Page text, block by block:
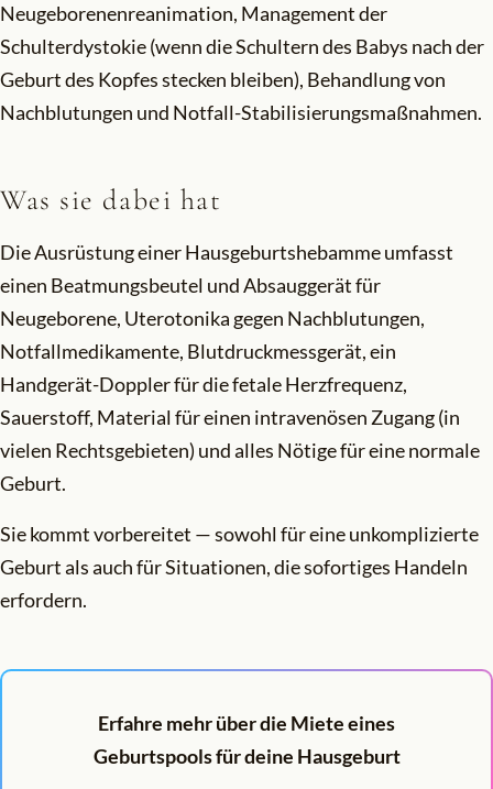
Neugeborenenreanimation, Management der
Schulterdystokie (wenn die Schultern des Babys nach der
Geburt des Kopfes stecken bleiben), Behandlung von
Nachblutungen und Notfall-Stabilisierungsmaßnahmen.
Was sie dabei hat
Die Ausrüstung einer Hausgeburtshebamme umfasst
einen Beatmungsbeutel und Absauggerät für
Neugeborene, Uterotonika gegen Nachblutungen,
Notfallmedikamente, Blutdruckmessgerät, ein
Handgerät-Doppler für die fetale Herzfrequenz,
Sauerstoff, Material für einen intravenösen Zugang (in
vielen Rechtsgebieten) und alles Nötige für eine normale
Geburt.
Sie kommt vorbereitet — sowohl für eine unkomplizierte
Geburt als auch für Situationen, die sofortiges Handeln
erfordern.
Erfahre mehr über die Miete eines
Geburtspools für deine Hausgeburt